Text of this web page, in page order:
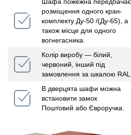
розміщення одного кран-
комплекту Ду-50 /(Ду-65), а
також місце для одного
вогнегасника.
Колір виробу ― білий,
червоний, інший під
замовлення за шкалою RAL.
В дверцята шафи можна
встановити замок
Поштовий або Євроручка.